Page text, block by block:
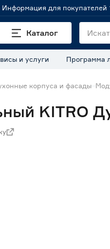
Информация для покупателей
Каталог
и услуги Программа
корпуса и фасады
KITRO